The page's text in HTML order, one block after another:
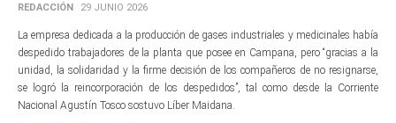
REDACCIÓN 29 JUNIO 2026
La empresa dedicada a la producción de gases industriales y medicinales había
despedido trabajadores de la planta que posee en Campana, pero “gracias a la
unidad, la solidaridad y la firme decisión de los compañeros de no resignarse,
se logró la reincorporación de los despedidos”, tal como desde la Corriente
Nacional Agustín Tosco sostuvo Líber Maidana.